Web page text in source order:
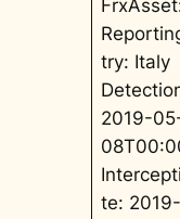
try: Italy
2019-
te: